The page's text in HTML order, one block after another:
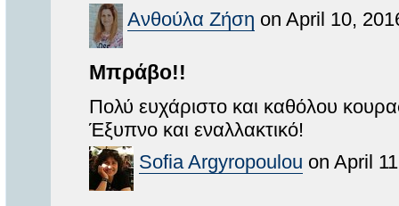
Ανθούλα Ζήση on April 10,
Μπράβο!!
Πολύ ευχάριστο και καθόλου
Έξυπνο και εναλλακτικό!
Sofia Argyropoulou on April